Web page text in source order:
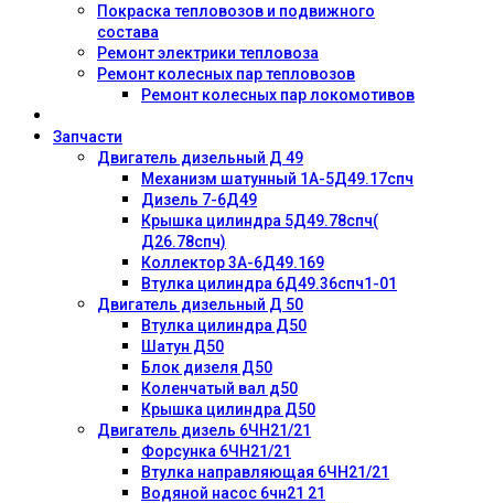
Покраска тепловозов и подвижного
состава
Ремонт электрики тепловоза
Ремонт колесных пар тепловозов
Ремонт колесных пар локомотивов
Запчасти
Двигатель дизельный Д 49
Механизм шатунный 1А-5Д49.17спч
Дизель 7-6Д49
Крышка цилиндра 5Д49.78спч(
Д26.78спч)
Коллектор 3А-6Д49.169
Втулка цилиндра 6Д49.36спч1-01
Двигатель дизельный Д 50
Втулка цилиндра Д50
Шатун Д50
Блок дизеля Д50
Коленчатый вал д50
Крышка цилиндра Д50
Двигатель дизель 6ЧН21/21
Форсунка 6ЧН21/21
Втулка направляющая 6ЧН21/21
Водяной насос 6чн21 21